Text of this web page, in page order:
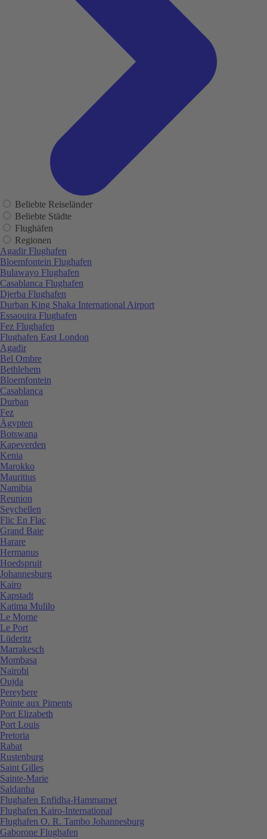
Beliebte Reiseländer
Beliebte Städte
Flughäfen
Regionen
Agadir Flughafen
Bloemfontein Flughafen
Bulawayo Flughafen
Casablanca Flughafen
Djerba Flughafen
Durban King Shaka International Airport
Essaouira Flughafen
Fez Flughafen
Flughafen East London
Agadir
Bel Ombre
Bethlehem
Bloemfontein
Casablanca
Durban
Fez
Ägypten
Botswana
Kapeverden
Kenia
Marokko
Mauritius
Namibia
Reunion
Seychellen
Flic En Flac
Grand Baie
Harare
Hermanus
Hoedspruit
Johannesburg
Kairo
Kapstadt
Katima Mulilo
Le Morne
Le Port
Lüderitz
Marrakesch
Mombasa
Nairobi
Oujda
Pereybere
Pointe aux Piments
Port Elizabeth
Port Louis
Pretoria
Rabat
Rustenburg
Saint Gilles
Sainte-Marie
Saldanha
Flughafen Enfidha-Hammamet
Flughafen Kairo-International
Flughafen O. R. Tambo Johannesburg
Gaborone Flughafen